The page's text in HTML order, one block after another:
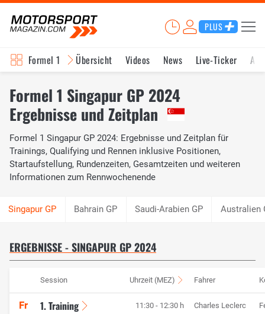
PLUS
Formel 1 Übersicht Videos News Live-Ticker
Formel 1 Singapur GP 2024
Ergebnisse und Zeitplan
Formel 1 Singapur GP 2024: Ergebnisse und Zeitplan für
Trainings, Qualifying und Rennen inklusive Positionen,
Startaufstellung, Rundenzeiten, Gesamtzeiten und weiteren
Informationen zum Rennwochenende
Bahrain GP Saudi-Arabien GP Australien
ERGEBNISSE - SINGAPUR GP 2024
Session Uhrzeit (MEZ) Fahrer
Fr 1. Training 11:30 - 12:30 h Charles Leclerc